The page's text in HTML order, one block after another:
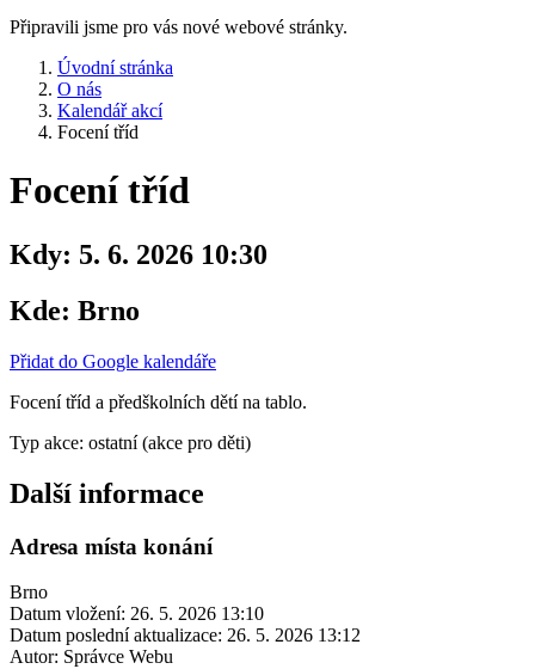
Připravili jsme pro vás nové webové stránky.
Úvodní stránka
O nás
Kalendář akcí
Focení tříd
Focení tříd
Kdy: 5. 6. 2026 10:30
Kde: Brno
Přidat do Google kalendáře
Focení tříd a předškolních dětí na tablo.
Typ akce: ostatní (akce pro děti)
Další informace
Adresa místa konání
Brno
Datum vložení: 26. 5. 2026 13:10
Datum poslední aktualizace: 26. 5. 2026 13:12
Autor: Správce Webu